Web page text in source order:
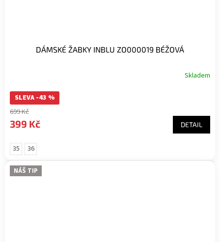
DÁMSKÉ ŽABKY INBLU ZO000019 BÉŽOVÁ
Skladem
SLEVA -43 %
699 Kč
399 Kč DETAIL
35 36
NÁŠ TIP